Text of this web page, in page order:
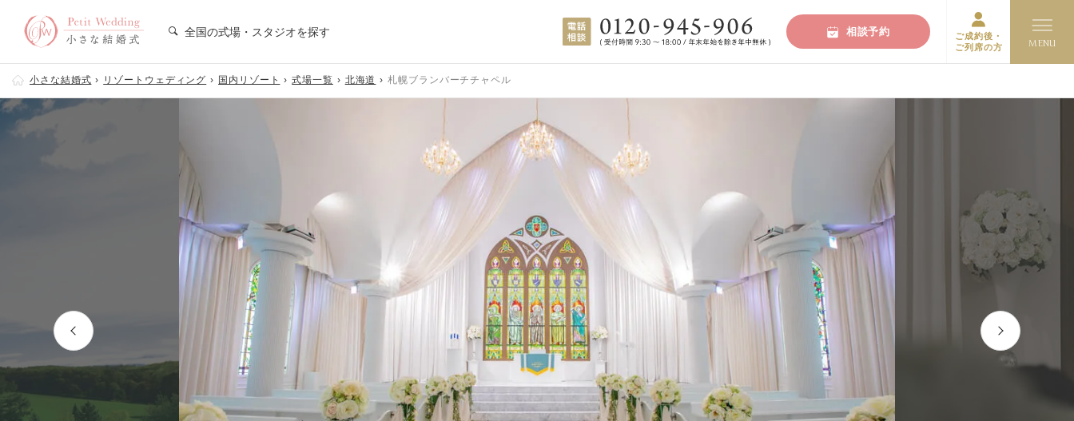
全国の式場・スタジオを探す 相談予約
ご成約後・
ご列席の方
小さな結婚式 リゾートウェディング 国内リゾート 式場一覧 北海道 札幌ブランバーチチャペル